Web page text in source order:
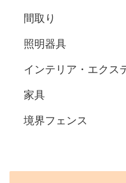
間取り
照明器具
インテリア・エクス
家具
境界フェンス